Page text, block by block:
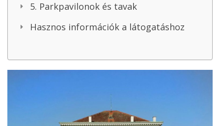
5. Parkpavilonok és tavak
Hasznos információk a látogatáshoz